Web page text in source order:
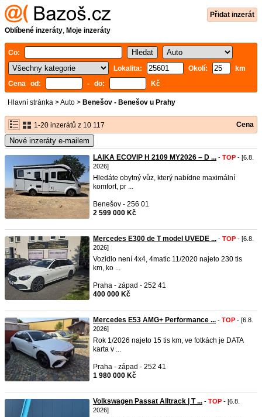
Přidat inzerát
Oblíbené inzeráty, Moje inzeráty
Co:
Lokalita:
Okolí:
km
Cena od:
- do: Kč
Hlavní stránka >Auto > Benešov - Benešov u Prahy
1-20 inzerátů z 10 117 Cena
Nové inzeráty e-mailem
LAIKA ECOVIP H 2109 MY2026 – D ... - TOP - [6.8.
2026]
Hledáte obytný vůz, který nabídne maximální
komfort, pr ...
Benešov - 256 01
2 599 000 Kč
Mercedes E300 de T model UVEDE ... - TOP - [6.8.
2026]
Vozidlo není 4x4, 4matic 11/2020 najeto 230 tis
km, ko ...
Praha - západ - 252 41
400 000 Kč
Mercedes E53 AMG+ Performance ... - TOP - [6.8.
2026]
Rok 1/2026 najeto 15 tis km, ve fotkách je DATA
karta v ...
Praha - západ - 252 41
1 980 000 Kč
Volkswagen Passat Alltrack | T ... - TOP - [6.8.
2026]